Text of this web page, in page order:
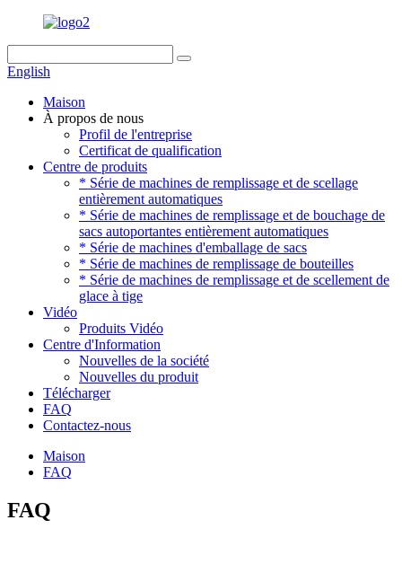
English
Maison
À propos de nous
Profil de l'entreprise
Certificat de qualification
Centre de produits
* Série de machines de remplissage et de scellage
entièrement automatiques
* Série de machines de remplissage et de bouchage de
sacs autoportantes entièrement automatiques
* Série de machines d'emballage de sacs
* Série de machines de remplissage de bouteilles
* Série de machines de remplissage et de scellement de
glace à tige
Vidéo
Produits Vidéo
Centre d'Information
Nouvelles de la société
Nouvelles du produit
Télécharger
FAQ
Contactez-nous
Maison
FAQ
FAQ